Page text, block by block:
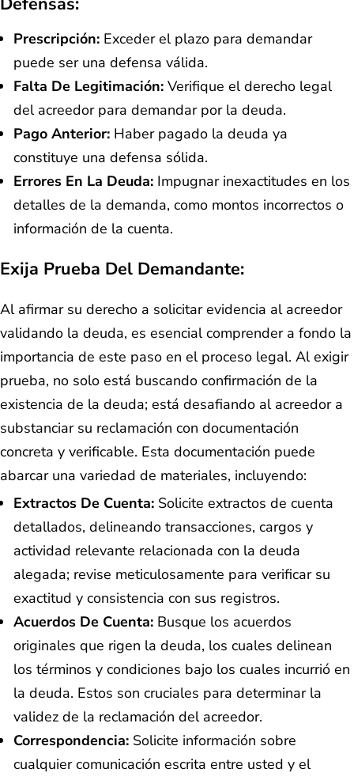
Prescripción: Exceder el plazo para demandar
puede ser una defensa válida.
Falta De Legitimación: Verifique el derecho legal
del acreedor para demandar por la deuda.
Pago Anterior: Haber pagado la deuda ya
constituye una defensa sólida.
Errores En La Deuda: Impugnar inexactitudes en los
detalles de la demanda, como montos incorrectos o
información de la cuenta.
Exija Prueba Del Demandante:
Al afirmar su derecho a solicitar evidencia al acreedor
validando la deuda, es esencial comprender a fondo la
importancia de este paso en el proceso legal. Al exigir
prueba, no solo está buscando confirmación de la
existencia de la deuda; está desafiando al acreedor a
substanciar su reclamación con documentación
concreta y verificable. Esta documentación puede
abarcar una variedad de materiales, incluyendo:
Extractos De Cuenta: Solicite extractos de cuenta
detallados, delineando transacciones, cargos y
actividad relevante relacionada con la deuda
alegada; revise meticulosamente para verificar su
exactitud y consistencia con sus registros.
Acuerdos De Cuenta: Busque los acuerdos
originales que rigen la deuda, los cuales delinean
los términos y condiciones bajo los cuales incurrió en
la deuda. Estos son cruciales para determinar la
validez de la reclamación del acreedor.
Correspondencia: Solicite información sobre
cualquier comunicación escrita entre usted y el